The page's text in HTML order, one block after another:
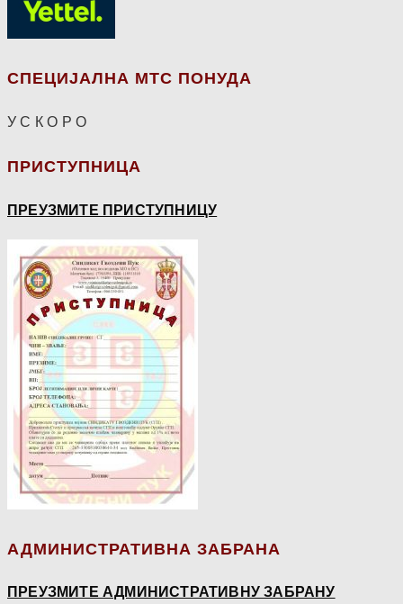
СПЕЦИЈАЛНА МТС ПОНУДА
У С К О Р О
ПРИСТУПНИЦА
ПРЕУЗМИТЕ ПРИСТУПНИЦУ
АДМИНИСТРАТИВНА ЗАБРАНА
ПРЕУЗМИТЕ АДМИНИСТРАТИВНУ ЗАБРАНУ